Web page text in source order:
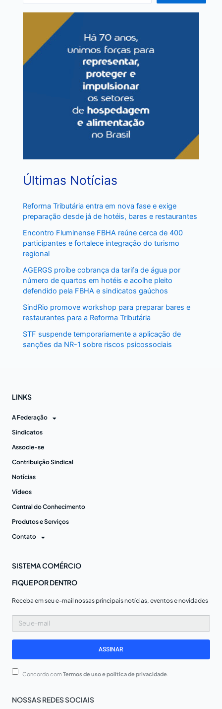
Últimas Notícias
Reforma Tributária entra em nova fase e exige
preparação desde já de hotéis, bares e restaurantes
Encontro Fluminense FBHA reúne cerca de 400
participantes e fortalece integração do turismo
regional
AGERGS proíbe cobrança da tarifa de água por
número de quartos em hotéis e acolhe pleito
defendido pela FBHA e sindicatos gaúchos
SindRio promove workshop para preparar bares e
restaurantes para a Reforma Tributária
STF suspende temporariamente a aplicação de
sanções da NR-1 sobre riscos psicossociais
LINKS
A Federação
Sindicatos
Associe-se
Contribuição Sindical
Notícias
Vídeos
Central do Conhecimento
Produtos e Serviços
Contato
SISTEMA COMÉRCIO
FIQUE POR DENTRO
Receba em seu e-mail nossas principais notícias, eventos e novidades
Seu
e-
ASSINAR
Concordo comTermos de uso e política de privacidade
NOSSAS REDES SOCIAIS